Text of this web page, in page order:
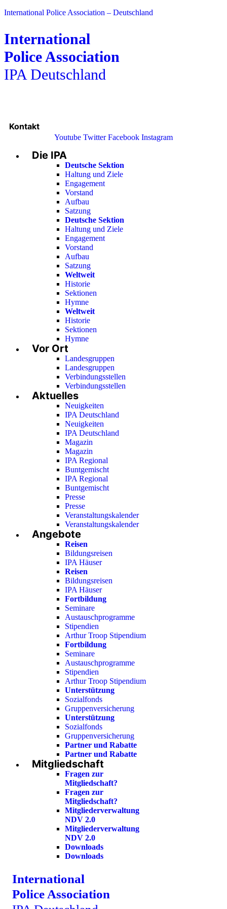
International Police Association – Deutschland
International
Police Association
IPA Deutschland
Kontakt
Youtube Twitter Facebook Instagram
Menu
Die IPA
Deutsche Sektion
Haltung und Ziele
Engagement
Vorstand
Aufbau
Satzung
Deutsche Sektion
Haltung und Ziele
Engagement
Vorstand
Aufbau
Satzung
Weltweit
Historie
Sektionen
Hymne
Weltweit
Historie
Sektionen
Hymne
Vor Ort
Landesgruppen
Landesgruppen
Verbindungsstellen
Verbindungsstellen
Aktuelles
Neuigkeiten
IPA Deutschland
Neuigkeiten
IPA Deutschland
Magazin
Magazin
IPA Regional
Buntgemischt
IPA Regional
Buntgemischt
Presse
Presse
Veranstaltungskalender
Veranstaltungskalender
Angebote
Reisen
Bildungsreisen
IPA Häuser
Reisen
Bildungsreisen
IPA Häuser
Fortbildung
Seminare
Austauschprogramme
Stipendien
Arthur Troop Stipendium
Fortbildung
Seminare
Austauschprogramme
Stipendien
Arthur Troop Stipendium
Unterstützung
Sozialfonds
Gruppenversicherung
Unterstützung
Sozialfonds
Gruppenversicherung
Partner und Rabatte
Partner und Rabatte
Mitgliedschaft
Fragen zur
Mitgliedschaft?
Fragen zur
Mitgliedschaft?
Mitgliederverwaltung
NDV 2.0
Mitgliederverwaltung
NDV 2.0
Downloads
Downloads
International
Police Association